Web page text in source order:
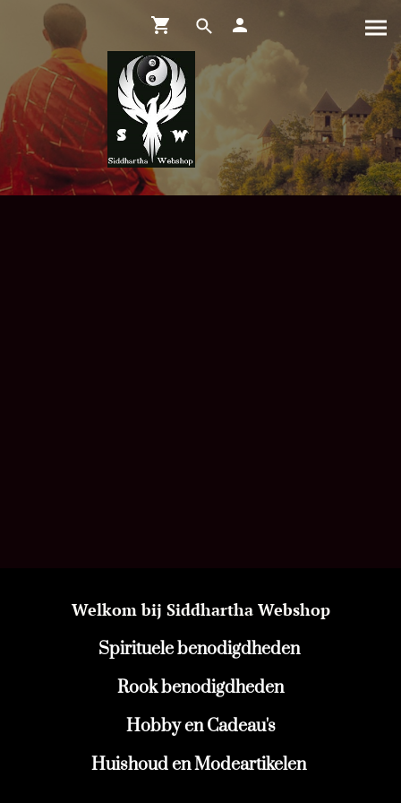
Welkom bij Siddhartha Webshop
Spirituele benodigdheden
Rook benodigdheden
Hobby en Cadeau's
Huishoud en Modeartikelen